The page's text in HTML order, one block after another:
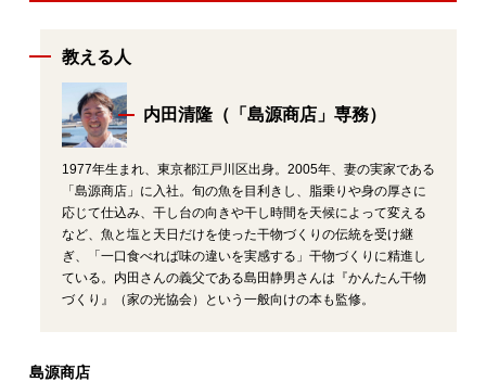
教える人
内田清隆（「島源商店」専務）
1977年生まれ、東京都江戸川区出身。2005年、妻の実家である
「島源商店」に入社。旬の魚を目利きし、脂乗りや身の厚さに
応じて仕込み、干し台の向きや干し時間を天候によって変える
など、魚と塩と天日だけを使った干物づくりの伝統を受け継
ぎ、「一口食べれば味の違いを実感する」干物づくりに精進し
ている。内田さんの義父である島田静男さんは『かんたん干物
づくり』（家の光協会）という一般向けの本も監修。
島源商店